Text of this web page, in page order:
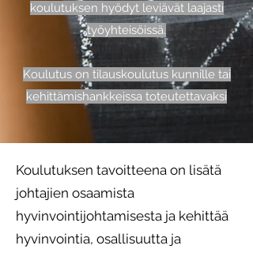
koulutuksen hyödyt leviävät laajasti
työyhteisöissä.
Koulutus on tilauskoulutus kunnille tai
kehittämishankkeissa toteutettavaksi
Koulutuksen tavoitteena on lisätä
johtajien osaamista
hyvinvointijohtamisesta ja kehittää
hyvinvointia, osallisuutta ja